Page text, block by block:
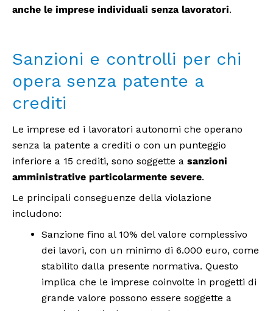
anche le imprese individuali senza lavoratori.
Sanzioni e controlli per chi
opera senza patente a
crediti
Le imprese ed i lavoratori autonomi che operano
senza la patente a crediti o con un punteggio
inferiore a 15 crediti, sono soggette a sanzioni
amministrative particolarmente severe.
Le principali conseguenze della violazione
includono:
Sanzione fino al 10% del valore complessivo
dei lavori, con un minimo di 6.000 euro, come
stabilito dalla presente normativa. Questo
implica che le imprese coinvolte in progetti di
grande valore possono essere soggette a